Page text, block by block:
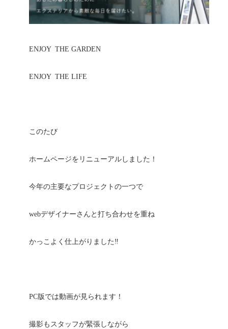
ENJOY THE GARDEN
ENJOY THE LIFE
このたび
ホームページをリニューアルしました！
今年の主要なプロジェクトの一つで
webデザイナーさんと打ち合わせを重ね
かっこよく仕上がりました‼︎
PC版では動画が見られます！
撮影もスタッフが緊張しながら